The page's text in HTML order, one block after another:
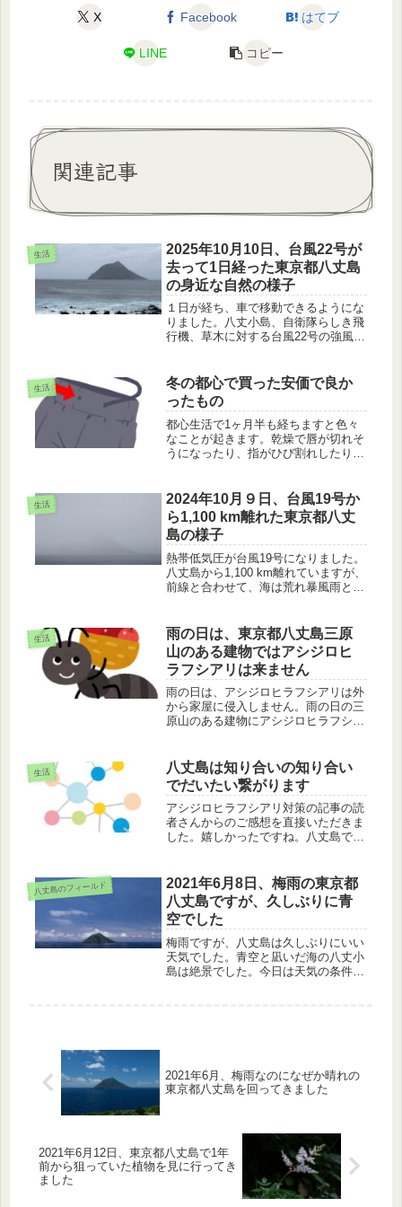
X Facebook はてブ
LINE コピー
関連記事
生活
2025年10月10日、台風22号が
去って1日経った東京都八丈島
の身近な自然の様子
１日が経ち、車で移動できるようにな
りました。八丈小島、自衛隊らしき飛
行機、草木に対する台風22号の強風の
生活
冬の都心で買った安価で良か
ったもの
都心生活で1ヶ月半も経ちますと色々
なことが起きます。乾燥で唇が切れそ
うになったり、指がひび割れしたり、
します。
生活
2024年10月９日、台風19号か
ら1,100 km離れた東京都八丈
島の様子
熱帯低気圧が台風19号になりました。
八丈島から1,100 km離れていますが、
前線と合わせて、海は荒れ暴風雨とな
生活
雨の日は、東京都八丈島三原
山のある建物ではアシジロヒ
ラフシアリは来ません
雨の日は、アシジロヒラフシアリは外
から家屋に侵入しません。雨の日の三
原山のある建物にアシジロヒラフシア
報する触角の湿度受容器についてのお
話です。
生活
八丈島は知り合いの知り合い
でだいたい繋がります
アシジロヒラフシアリ対策の記事の読
者さんからのご感想を直接いただきま
した。嬉しかったですね。八丈島で
す。
八丈島のフィールド
2021年6月8日、梅雨の東京都
八丈島ですが、久しぶりに青
空でした
梅雨ですが、八丈島は久しぶりにいい
天気でした。青空と凪いだ海の八丈小
島は絶景でした。今日は天気の条件が
2021年6月、梅雨なのになぜか晴れの
東京都八丈島を回ってきました
2021年6月12日、東京都八丈島で1年
前から狙っていた植物を見に行ってき
ました